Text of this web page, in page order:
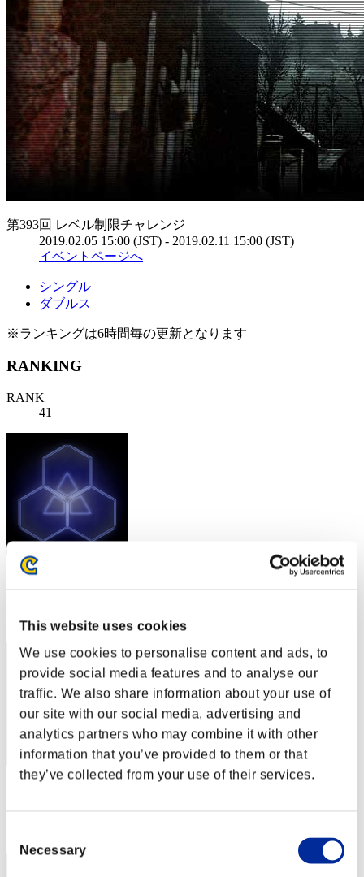
This website uses cookies
We use cookies to personalise content and ads, to
provide social media features and to analyse our
traffic. We also share information about your use of
our site with our social media, advertising and
analytics partners who may combine it with other
information that you’ve provided to them or that
they’ve collected from your use of their services.
Selection
Necessary
第393回 レベル制限チャレンジ
2019.02.05 15:00 (JST) - 2019.02.11 15:00 (JST)
イベントページへ
シングル
ダブルス
※ランキングは6時間毎の更新となります
RANKING
RANK
41
スコア: -
42